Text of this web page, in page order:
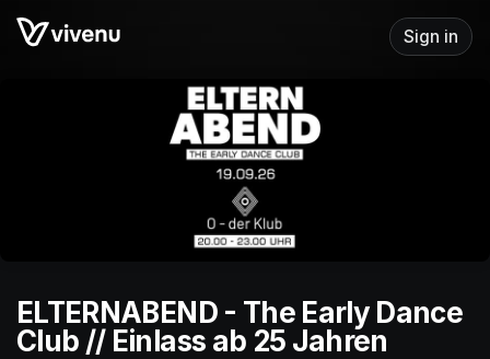
Skip header
Sign in
ELTERNABEND - The Early Dance
Club // Einlass ab 25 Jahren